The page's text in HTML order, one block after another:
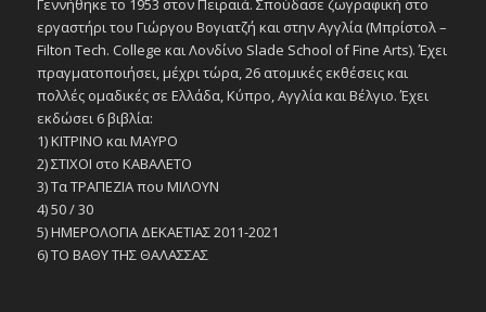
Γεννήθηκε το 1953 στον Πειραιά. Σπούδασε ζωγραφική στο
εργαστήρι του Γιώργου Βογιατζή και στην Αγγλία (Μπρίστολ –
Filton Tech. College και Λονδίνο Slade School of Fine Arts). Έχει
πραγματοποιήσει, μέχρι τώρα, 26 ατομικές εκθέσεις και
πολλές ομαδικές σε Ελλάδα, Κύπρο, Αγγλία και Βέλγιο. Έχει
εκδώσει 6 βιβλία:
1) ΚΙΤΡΙΝΟ και ΜΑΥΡΟ
2) ΣΤΙΧΟΙ στο ΚΑΒΑΛΕΤΟ
3) Τα ΤΡΑΠΕΖΙΑ που ΜΙΛΟΥΝ
4) 50 / 30
5) ΗΜΕΡΟΛΟΓΙΑ ΔΕΚΑΕΤΙΑΣ 2011-2021
6) ΤΟ ΒΑΘΥ ΤΗΣ ΘΑΛΑΣΣΑΣ